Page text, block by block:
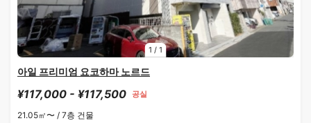
1 / 1
아일 프리미엄 요코하마 노르드
¥117,000 - ¥117,500 공실
21.05㎡〜 / 7층 건물